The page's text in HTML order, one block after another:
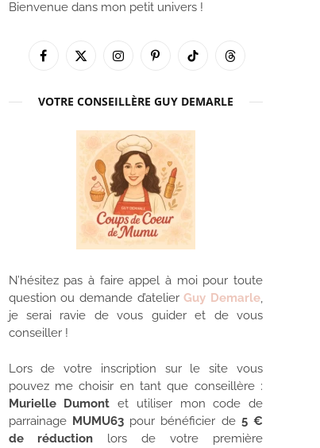
Bienvenue dans mon petit univers !
Facebook
X
InstagramPinterestTikTok Threads
VOTRE CONSEILLÈRE GUY DEMARLE
N’hésitez pas à faire appel à moi pour toute
question ou demande d’atelierGuy Demarle,
je serai ravie de vous guider et de vous
conseiller !
Lors de votre inscription sur le site vous
pouvez me choisir en tant que conseillère :
Murielle Dumont et utiliser mon code de
parrainage MUMU63pour bénéficier de 5 €
de réduction lors de votre première